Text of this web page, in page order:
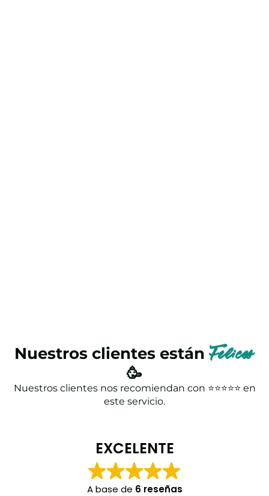
Nuestros clientes están Felices
🥳
Nuestros clientes nos recomiendan con ⭐⭐⭐⭐⭐ en
este servicio.
EXCELENTE
A base de 6 reseñas